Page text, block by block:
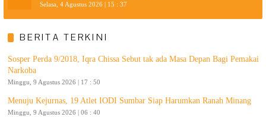
Selasa, 4 Agustus 2026 | 15 : 37
BERITA TERKINI
Sosper Perda 9/2018, Iqra Chissa Sebut tak ada Masa Depan Bagi Pemakai
Narkoba
Minggu, 9 Agustus 2026 | 17 : 50
Menuju Kejurnas, 19 Atlet IODI Sumbar Siap Harumkan Ranah Minang
Minggu, 9 Agustus 2026 | 06 : 40